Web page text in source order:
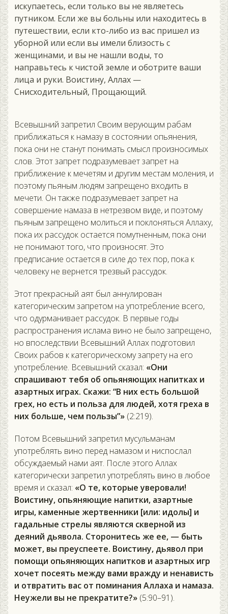
искупаетесь, если только вы не являетесь
путником. Если же вы больны или находитесь в
путешествии, если кто-либо из вас пришел из
уборной или если вы имели близость с
женщинами, и вы не нашли воды, то
направьтесь к чистой земле и оботрите ваши
лица и руки. Воистину, Аллах —
Снисходительный, Прощающий.
Всевышний запретил Своим верующим рабам
приближаться к намазу в состоянии опьянения,
пока они не станут понимать смысл произносимых
слов. Этот запрет подразумевает запрет на
приближение к мечетям и другим местам моления, и
поэтому пьяным людям запрещено входить в
мечети. Он также подразумевает запрет на
совершение намаза в нетрезвом виде, и поэтому
пьяным запрещено молиться и поклоняться Аллаху,
пока их рассудок остается помутненным, пока они
не понимают того, что произносят. Это
предписание остается в силе до тех пор, пока к
человеку не вернется трезвый рассудок.
Этот прекрасный аят был аннулирован
категорическим запретом на употребление всего,
что одурманивает рассудок. В первые годы
распространения ислама вино не было запрещено,
но впоследствии Всевышний Аллах подготовил
Своих рабов к категорическому запрету на его
употребление. Всевышний сказал: «Они
спрашивают тебя об опьяняющих напитках и
азартных играх. Скажи: “В них есть большой
грех, но есть и польза для людей, хотя греха в
них больше, чем пользы”» (2:219).
Потом Всевышний запретил мусульманам
употреблять вино перед намазом и ниспослал
обсуждаемый нами аят. После этого Аллах
категорически запретил употреблять вино в любое
время и сказал: «О те, которые уверовали!
Воистину, опьяняющие напитки, азартные
игры, каменные жертвенники [или: идолы] и
гадальные стрелы являются скверной из
деяний дьявола. Сторонитесь же ее, — быть
может, вы преуспеете. Воистину, дьявол при
помощи опьяняющих напитков и азартных игр
хочет посеять между вами вражду и ненависть
и отвратить вас от поминания Аллаха и намаза.
Неужели вы не прекратите?» (5:90–91).